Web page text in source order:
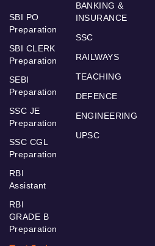
SBI PO
Preparation
SBI CLERK
Preparation
SEBI
Preparation
SSC JE
Preparation
SSC CGL
Preparation
RBI
Assistant
RBI
GRADE B
Preparation
BANKING &
INSURANCE
SSC
RAILWAYS
TEACHING
DEFENCE
ENGINEERING
UPSC